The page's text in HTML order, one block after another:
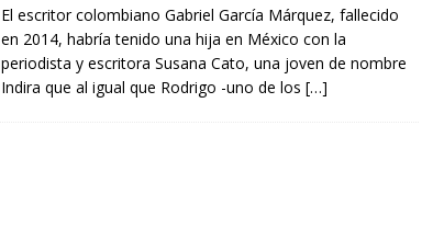
El escritor colombiano Gabriel García Márquez, fallecido
en 2014, habría tenido una hija en México con la
periodista y escritora Susana Cato, una joven de nombre
Indira que al igual que Rodrigo -uno de los […]